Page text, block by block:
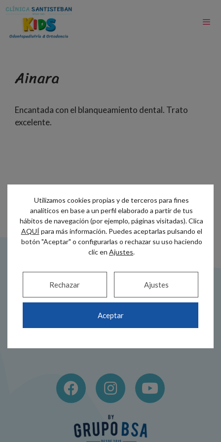
Ainara
Encantada con el blanqueamiento dental. Trato
excelente.
Alameda Recalde 944 44 38 00
Utilizamos cookies propias y de terceros para fines
analíticos en base a un perfil elaborado a partir de tus
hábitos de navegación (por ejemplo, páginas visitadas). Clica
AQUÍpara más información. Puedes aceptarlas pulsando el
botón "Aceptar" o configurarlas o rechazar su uso haciendo
clic en Ajustes.
Aceptar
Rechazar Ajustes